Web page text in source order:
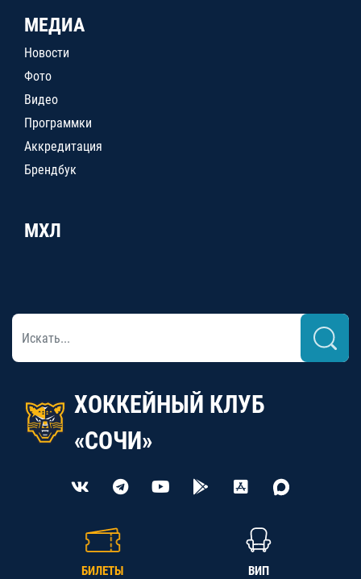
МЕДИА
Новости
Фото
Видео
Программки
Аккредитация
Брендбук
МХЛ
ХОККЕЙНЫЙ КЛУБ
«СОЧИ»
БИЛЕТЫ ВИП